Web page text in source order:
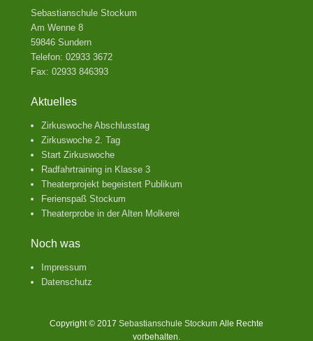
Sebastianschule Stockum
Am Wenne 8
59846 Sundern
Telefon: 02933 3672
Fax: 02933 846393
Aktuelles
Zirkuswoche Abschlusstag
Zirkuswoche 2. Tag
Start Zirkuswoche
Radfahrtraining in Klasse 3
Theaterprojekt begeistert Publikum
Ferienspaß Stockum
Theaterprobe in der Alten Molkerei
Noch was
Impressum
Datenschutz
Copyright © 2017 Sebastianschule Stockum Alle Rechte
vorbehalten.